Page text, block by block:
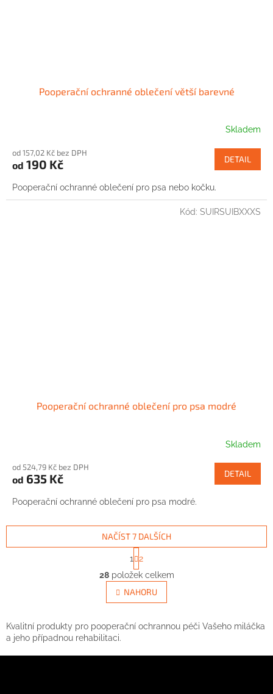
Pooperační ochranné oblečení větší barevné
Skladem
od 157,02 Kč bez DPH
od 190 Kč DETAIL
Pooperační ochranné oblečení pro psa nebo kočku.
Pooperační ochranné oblečení pro psa modré
Skladem
od 524,79 Kč bez DPH
od 635 Kč DETAIL
Pooperační ochranné oblečení pro psa modré.
Kód: SUIRSUIBXXXS
O
v
l
á
a
NAČÍST 7 DALŠÍCH
t
r
á
n
k
v
í
1
2
28položek celkem
NAHORU
Kvalitní produkty pro pooperační ochrannou péči Vašeho miláčka
a jeho případnou rehabilitaci.